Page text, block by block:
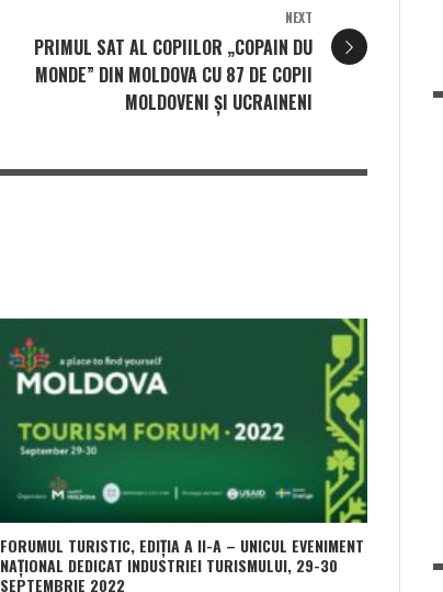
NEXT
PRIMUL SAT AL COPIILOR „COPAIN DU
MONDE” DIN MOLDOVA CU 87 DE COPII
MOLDOVENI ȘI UCRAINENI
FORUMUL TURISTIC, EDIȚIA A II-A – UNICUL EVENIMENT
NAȚIONAL DEDICAT INDUSTRIEI TURISMULUI, 29-30
SEPTEMBRIE 2022